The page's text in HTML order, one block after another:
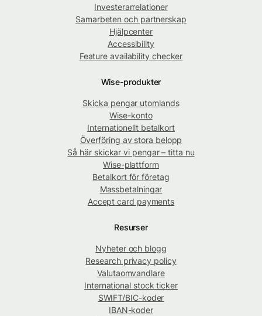
Investerarrelationer
Samarbeten och partnerskap
Hjälpcenter
Accessibility
Feature availability checker
Wise-produkter
Skicka pengar utomlands
Wise-konto
Internationellt betalkort
Överföring av stora belopp
Så här skickar vi pengar – titta nu
Wise-plattform
Betalkort för företag
Massbetalningar
Accept card payments
Resurser
Nyheter och blogg
Research privacy policy
Valutaomvandlare
International stock ticker
SWIFT/BIC-koder
IBAN-koder